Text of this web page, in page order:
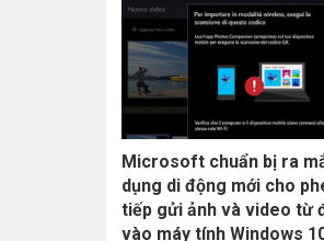
Microsoft chuẩn bị ra
dụng di động mới cho
tiếp gửi ảnh và video từ
vào máy tính Windows